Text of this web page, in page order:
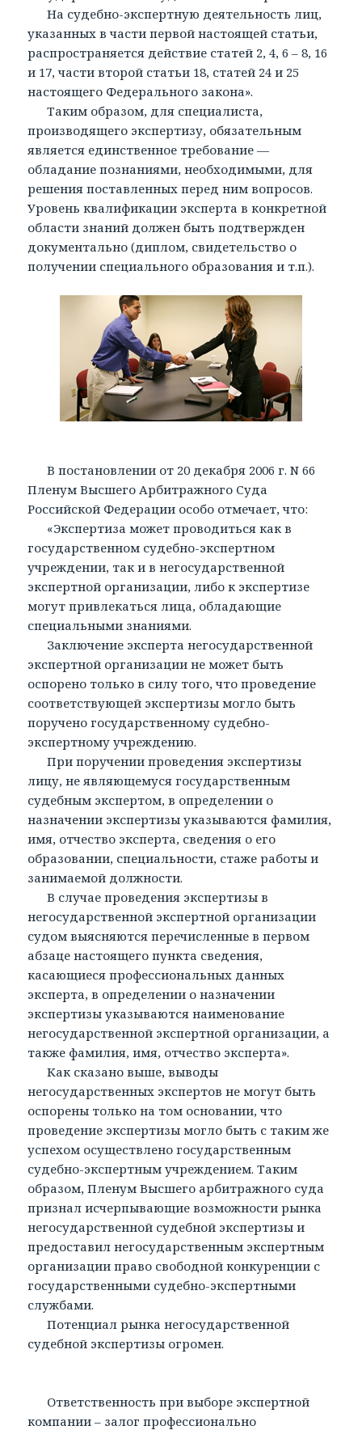
На судебно-экспертную деятельность лиц,
указанных в части первой настоящей статьи,
распространяется действие статей 2, 4, 6 – 8, 16
и 17, части второй статьи 18, статей 24 и 25
настоящего Федерального закона».
Таким образом, для специалиста,
производящего экспертизу, обязательным
является единственное требование —
обладание познаниями, необходимыми, для
решения поставленных перед ним вопросов.
Уровень квалификации эксперта в конкретной
области знаний должен быть подтвержден
документально (диплом, свидетельство о
получении специального образования и т.п.).
В постановлении от 20 декабря 2006 г. N 66
Пленум Высшего Арбитражного Суда
Российской Федерации особо отмечает, что:
«Экспертиза может проводиться как в
государственном судебно-экспертном
учреждении, так и в негосударственной
экспертной организации, либо к экспертизе
могут привлекаться лица, обладающие
специальными знаниями.
Заключение эксперта негосударственной
экспертной организации не может быть
оспорено только в силу того, что проведение
соответствующей экспертизы могло быть
поручено государственному судебно-
экспертному учреждению.
При поручении проведения экспертизы
лицу, не являющемуся государственным
судебным экспертом, в определении о
назначении экспертизы указываются фамилия,
имя, отчество эксперта, сведения о его
образовании, специальности, стаже работы и
занимаемой должности.
В случае проведения экспертизы в
негосударственной экспертной организации
судом выясняются перечисленные в первом
абзаце настоящего пункта сведения,
касающиеся профессиональных данных
эксперта, в определении о назначении
экспертизы указываются наименование
негосударственной экспертной организации, а
также фамилия, имя, отчество эксперта».
Как сказано выше, выводы
негосударственных экспертов не могут быть
оспорены только на том основании, что
проведение экспертизы могло быть с таким же
успехом осуществлено государственным
судебно-экспертным учреждением. Таким
образом, Пленум Высшего арбитражного суда
признал исчерпывающие возможности рынка
негосударственной судебной экспертизы и
предоставил негосударственным экспертным
организации право свободной конкуренции с
государственными судебно-экспертными
службами.
Потенциал рынка негосударственной
судебной экспертизы огромен.
Ответственность при выборе экспертной
компании – залог профессионально